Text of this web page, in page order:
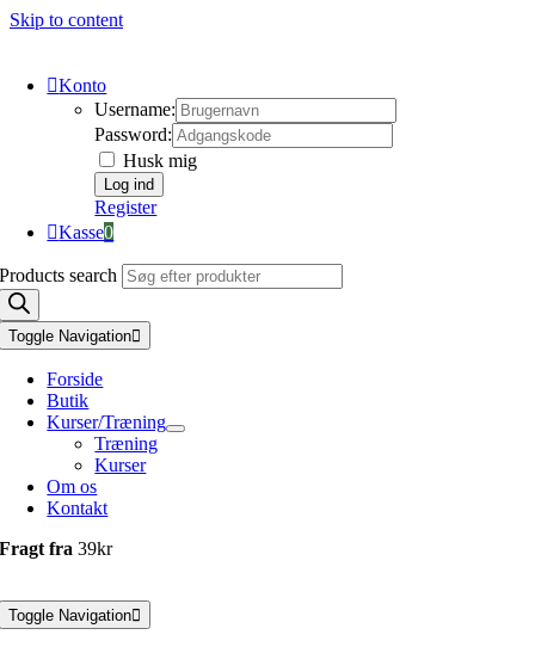
Skip to content
Konto
Username:
Password:
Husk mig
Register
Kasse0
Products search
Toggle Navigation
Forside
Butik
Kurser/Træning
Træning
Kurser
Om os
Kontakt
Fragt fra39kr
Toggle Navigation